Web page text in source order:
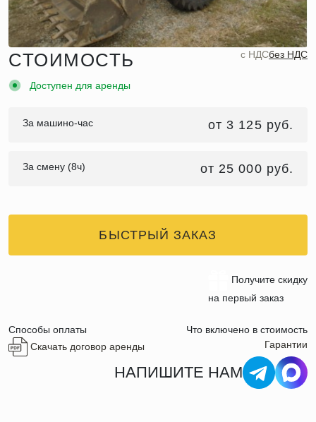
СТОИМОСТЬ c НДСбез НДС
Доступен для аренды
За машино-час от 3 125 руб.
За смену (8ч) от 25 000 руб.
БЫСТРЫЙ ЗАКАЗ
Получите скидку
на первый заказ
Способы оплаты
Что включено в стоимость
Скачать договор аренды
Гарантии
НАПИШИТЕ НАМ